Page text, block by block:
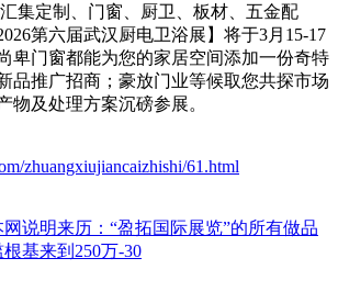
集定制、门窗、厨卫、板材、五金配
第六届武汉厨电卫浴展】将于3月15-17
卑门窗都能为您的家居空间添加一份奇特
品推广招商；豪放门业等候取您共探市场
物及处理方案沉磅参展。
zhuangxiujiancaizhishi/61.html
网说明来历：“盈拓国际展览”的所有做品
根基来到250万-30